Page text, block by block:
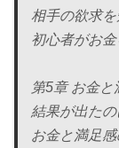
相手の欲求
初心者がお
第5章 お金と
結果が出た
お金と満足